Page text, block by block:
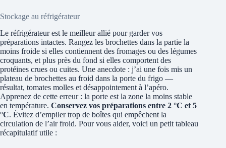
Stockage au réfrigérateur
Le réfrigérateur est le meilleur allié pour garder vos
préparations intactes. Rangez les brochettes dans la partie la
moins froide si elles contiennent des fromages ou des légumes
croquants, et plus près du fond si elles comportent des
protéines crues ou cuites. Une anecdote : j’ai une fois mis un
plateau de brochettes au froid dans la porte du frigo —
résultat, tomates molles et désappointement à l’apéro.
Apprenez de cette erreur : la porte est la zone la moins stable
en température. Conservez vos préparations entre 2 °C et 5
°C. Évitez d’empiler trop de boîtes qui empêchent la
circulation de l’air froid. Pour vous aider, voici un petit tableau
récapitulatif utile :